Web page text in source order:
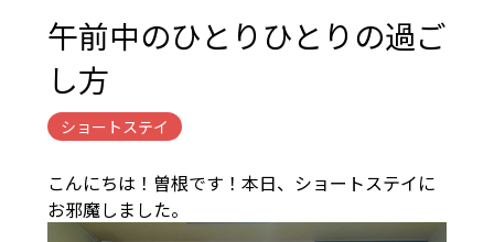
午前中のひとりひとりの過ご
し方
ショートステイ
こんにちは！曽根です！本日、ショートステイに
お邪魔しました。